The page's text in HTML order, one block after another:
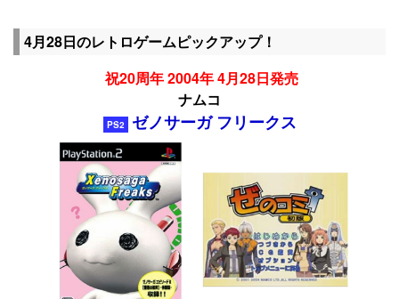
4月28日のレトロゲームピックアップ！
祝20周年 2004年 4月28日発売
ナムコ
PS2 ゼノサーガ フリークス